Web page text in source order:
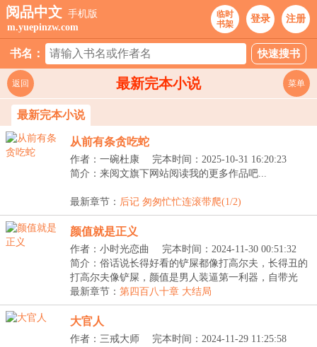
阅品中文 手机版
m.yuepinzw.com
临时
书架
登录 注册
书名：
最新完本小说
返回 菜单
最新完本小说
从前有条贪吃蛇
作者：一碗杜康
完本时间：2025-10-31 16:20:23
简介：来阅文旗下网站阅读我的更多作品吧...
最新章节： 后记 匆匆忙忙连滚带爬(1/2)
颜值就是正义
作者：小时光恋曲
完本时间：2024-11-30 00:51:32
简介：俗话说长得好看的铲屎都像打高尔夫，长得丑的
打高尔夫像铲屎，颜值是男人装逼第一利器，自带光
环，...
最新章节： 第四百八十章 大结局
大官人
作者：三戒大师
完本时间：2024-11-29 11:25:58